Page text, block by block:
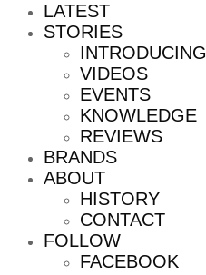
LATEST
STORIES
INTRODUCING
VIDEOS
EVENTS
KNOWLEDGE
REVIEWS
BRANDS
ABOUT
HISTORY
CONTACT
FOLLOW
FACEBOOK